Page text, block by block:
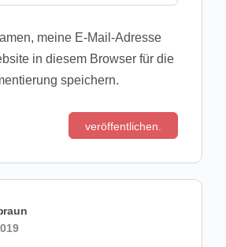
meine E-Mail-Adresse
in diesem Browser für die
speichern.